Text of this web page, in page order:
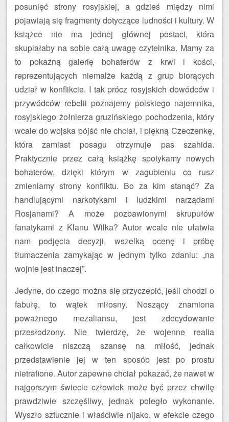
posunięć strony rosyjskiej, a gdzieś między nimi
pojawiają się fragmenty dotyczące ludności i kultury. W
książce nie ma jednej głównej postaci, która
skupiałaby na sobie całą uwagę czytelnika. Mamy za
to pokaźną galerię bohaterów z krwi i kości,
reprezentujących niemalże każdą z grup biorących
udział w konflikcie. I tak prócz rosyjskich dowódców i
przywódców rebelii poznajemy polskiego najemnika,
rosyjskiego żołnierza gruzińskiego pochodzenia, który
wcale do wojska pójść nie chciał, i piękną Czeczenkę,
która zamiast posagu otrzymuje pas szahida.
Praktycznie przez całą książkę spotykamy nowych
bohaterów, dzięki którym w zagubieniu co rusz
zmieniamy strony konfliktu. Bo za kim stanąć? Za
handlującymi narkotykami i ludzkimi narządami
Rosjanami? A może pozbawionymi skrupułów
fanatykami z Klanu Wilka? Autor wcale nie ułatwia
nam podjęcia decyzji, wszelką ocenę i próbę
tłumaczenia zamykając w jednym tylko zdaniu: „na
wojnie jest inaczej”.
Jedyne, do czego można się przyczepić, jeśli chodzi o
fabułę, to wątek miłosny. Noszący znamiona
poważnego mezaliansu, jest zdecydowanie
przesłodzony. Nie twierdzę, że wojenne realia
całkowicie niszczą szansę na miłość, jednak
przedstawienie jej w ten sposób jest po prostu
nietrafione. Autor zapewne chciał pokazać, że nawet w
najgorszym świecie człowiek może być przez chwilę
prawdziwie szczęśliwy, jednak poległo wykonanie.
Wyszło sztucznie i właściwie nijako, w efekcie czego